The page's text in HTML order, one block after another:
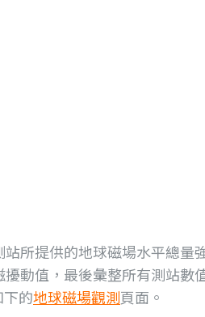
所提供的地球磁場水平總量
動值，最後彙整所有測站數
的地球磁場觀測頁面。